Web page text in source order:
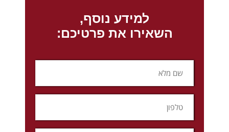
למידע נוסף,
השאירו את פרטיכם: